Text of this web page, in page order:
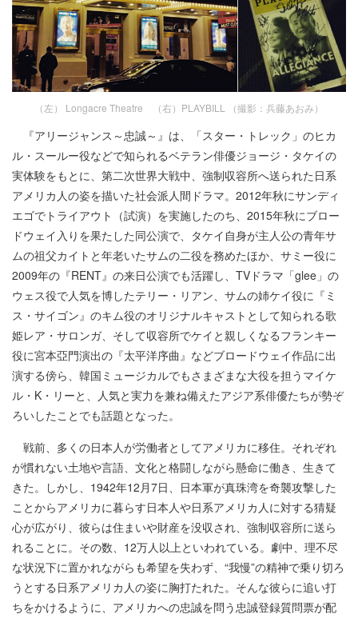
（左） Longacre Theatre （右）PLAYBILL （撮影：兵藤あおみ）
『アリージャンス～忠誠～』は、「スター・トレック」のヒカ
ル・スールー役などで知られるベテラン俳優ジョージ・タケイの
実体験をもとに、第二次世界大戦中、強制収容所へ送られた日系
アメリカ人の姿を描いた社会派人間ドラマ。2012年秋にサンディ
エゴでトライアウト（試演）を実施したのち、2015年秋にブロー
ドウェイ入りを果たした同公演で、タケイ自身が主人公の青年サ
ムの祖父カイトと年老いたサムの二役を務めたほか、サミー役に
2009年の『RENT』の来日公演でも活躍し、TVドラマ「glee」の
ウェス役で人気を博したテリー・リアン、サムの姉ケイ役に『ミ
ス・サイゴン』のキム役のオリジナルキャストとして知られる歌
姫レア・サロンガ、そして収容所でケイと親しくなるフランキー
役に宮本亞門演出の『太平洋序曲』などブロードウェイ作品に出
演する傍ら、韓国ミュージカルでもさまざまな大役を担うマイケ
ル・K・リーと、人気と実力を兼ね備えたアジア系俳優たちが勢ぞ
ろいしたことでも話題となった。
戦前、多くの日本人が労働者としてアメリカに移住。それぞれ
が慣れない土地や言語、文化と格闘しながら懸命に働き、生きて
きた。しかし、1942年12月7日、日本軍が真珠湾を奇襲攻撃した
ことからアメリカに暮らす日本人や日系アメリカ人に対する猜疑
心が広がり、彼らは住まいや財産を没収され、強制収容所に送ら
れることに。その数、12万人以上といわれている。劇中、理不尽
な状況下に置かれながらも希望を失わず、“我慢”の精神で乗り切ろ
うとする日系アメリカ人の姿に胸打たれた。そんな彼らに追い打
ちをかけるように、アメリカへの忠誠を問う忠誠登録質問票が配